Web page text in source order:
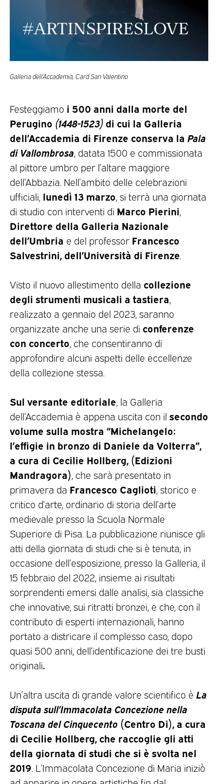
Galleria dell’Accademia, Card San Valentino
Festeggiamo i 500 anni dalla morte del
Perugino (1448-1523) di cui la Galleria
dell’Accademia di Firenze conserva la Pala
di Vallombrosa , datata 1500 e commissionata
al pittore umbro per l’altare maggiore
dell’Abbazia. Nell’ambito delle celebrazioni
ufficiali, lunedì 13 marzo , si terrà una giornata
di studio con interventi di Marco Pierini
Direttore della Galleria Nazionale
dell’Umbria e del professor Francesco
Salvestrini, dell’Università di Firenze
Visto il nuovo allestimento della collezione
degli strumenti musicali a tastiera
realizzato a gennaio del 2023, saranno
organizzate anche una serie di conferenze
con concerto , che consentiranno di
approfondire alcuni aspetti delle eccellenze
della collezione stessa.
Sul versante editoriale , la Galleria
dell’Accademia è appena uscita con il secondo
volume sulla mostra “Michelangelo:
l’effigie in bronzo di Daniele da Volterra”,
a cura di Cecilie Hollberg, (Edizioni
Mandragora) , che sarà presentato in
primavera da Francesco Caglioti , storico e
critico d’arte, ordinario di storia dell’arte
medievale presso la Scuola Normale
Superiore di Pisa. La pubblicazione riunisce gli
atti della giornata di studi che si è tenuta, in
occasione dell’esposizione, presso la Galleria, il
15 febbraio del 2022, insieme ai risultati
sorprendenti emersi dalle analisi, sia classiche
che innovative, sui ritratti bronzei, e che, con il
contributo di esperti internazionali, hanno
portato a districare il complesso caso, dopo
quasi 500 anni, dell’identificazione dei tre busti
originali.
Un’altra uscita di grande valore scientifico è La
disputa sull’Immacolata Concezione nella
Toscana del Cinquecento (Centro Di), a cura
di Cecilie Hollberg, che raccoglie gli atti
della giornata di studi che si è svolta nel
2019 . L’Immacolata Concezione di Maria iniziò